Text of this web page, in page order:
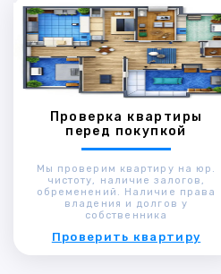
Проверка квартиры
перед покупкой
Мы проверим квартиру на юр.
чистоту, наличие залогов,
обременений. Наличие права
владения и долгов у
собственника
Проверить квартиру